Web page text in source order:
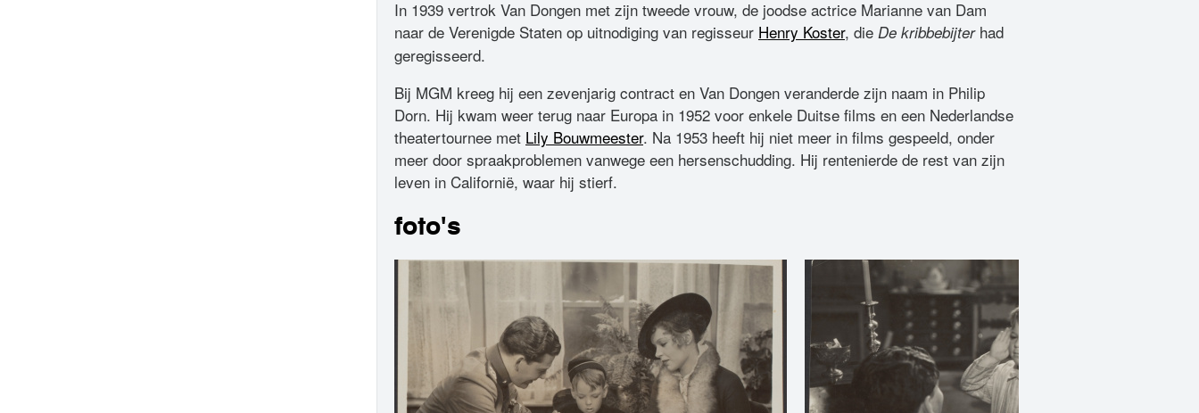
In 1939 vertrok Van Dongen met zijn tweede vrouw, de joodse actrice Marianne van Dam
naar de Verenigde Staten op uitnodiging van regisseur Henry Koster, die De kribbebijter had
geregisseerd.
Bij MGM kreeg hij een zevenjarig contract en Van Dongen veranderde zijn naam in Philip
Dorn. Hij kwam weer terug naar Europa in 1952 voor enkele Duitse films en een Nederlandse
theatertournee met Lily Bouwmeester. Na 1953 heeft hij niet meer in films gespeeld, onder
meer door spraakproblemen vanwege een hersenschudding. Hij rentenierde de rest van zijn
leven in Californië, waar hij stierf.
foto's